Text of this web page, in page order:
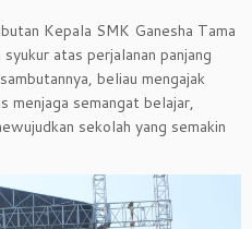
Kepala SMK Ganesha Tama
atas perjalanan panjang
beliau mengajak
menjaga semangat belajar,
sekolah yang semakin